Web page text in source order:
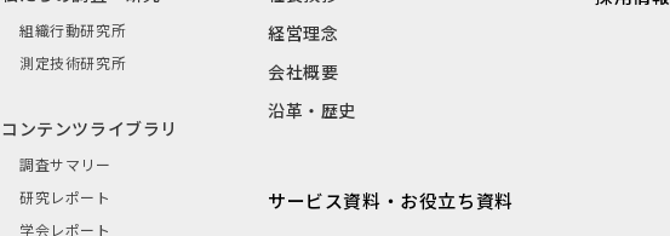
組織行動研究所
測定技術研究所
コンテンツライブラリ
調査サマリー
研究レポート
学会レポート
経営理念
会社概要
沿革・歴史
サービス資料・お役立ち資料